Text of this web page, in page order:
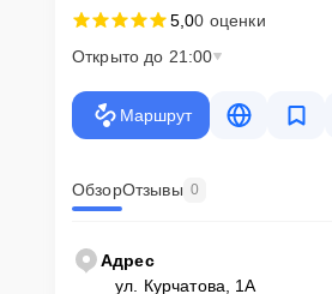
5,00 оценки
Открыто до 21:00
Маршрут
ОбзорОтзывы 0
Адрес
ул. Курчатова, 1А